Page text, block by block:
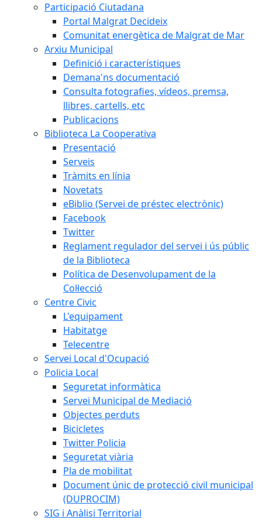
Participació Ciutadana
Portal Malgrat Decideix
Comunitat energètica de Malgrat de Mar
Arxiu Municipal
Definició i característiques
Demana'ns documentació
Consulta fotografies, vídeos, premsa,
llibres, cartells, etc
Publicacions
Biblioteca La Cooperativa
Presentació
Serveis
Tràmits en línia
Novetats
eBiblio (Servei de préstec electrònic)
Facebook
Twitter
Reglament regulador del servei i ús públic
de la Biblioteca
Política de Desenvolupament de la
Col·lecció
Centre Civic
L'equipament
Habitatge
Telecentre
Servei Local d'Ocupació
Policia Local
Seguretat informàtica
Servei Municipal de Mediació
Objectes perduts
Bicicletes
Twitter Policia
Seguretat viària
Pla de mobilitat
Document únic de protecció civil municipal
(DUPROCIM)
SIG i Anàlisi Territorial